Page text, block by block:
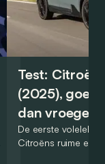
Test: Citroën
(2025), goed
dan vroeger
De eerste
Citroëns ruime en